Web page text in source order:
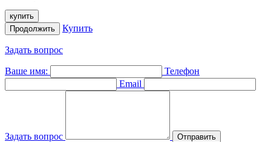
купить
Продолжить
Купить
Задать вопрос
Ваше имя:
Телефон
Email
Задать вопрос Отправить